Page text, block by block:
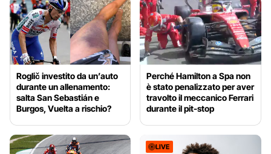
Roglič investito da un’auto
durante un allenamento:
salta San Sebastián e
Burgos, Vuelta a rischio?
Perché Hamilton a Spa non
è stato penalizzato per aver
travolto il meccanico Ferrari
durante il pit-stop
LIVE